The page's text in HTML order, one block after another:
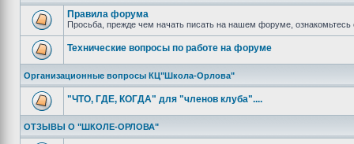
Правила форума
Просьба, прежде чем начать писать на нашем форуме,
Технические вопросы по работе на форуме
Организационные вопросы КЦ"Школа-Орлова"
"ЧТО, ГДЕ, КОГДА" для "членов клуба"....
ОТЗЫВЫ О "ШКОЛЕ-ОРЛОВА"